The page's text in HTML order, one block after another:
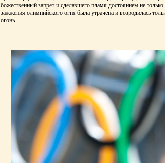
божественный запрет и сделавшего пламя достоянием не
зажжения олимпийского огня была утрачена и возродилась
огонь.